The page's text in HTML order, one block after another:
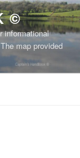
©
informational
map provided